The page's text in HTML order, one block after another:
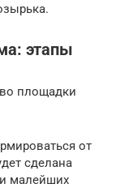
этапы
площадки
от
сделана
малейших